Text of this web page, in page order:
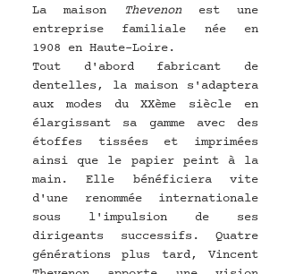
La maison Thevenon est une
entreprise familiale née en
1908 en Haute-Loire.
Tout d'abord fabricant de
dentelles, la maison s'adaptera
aux modes du XXème siècle en
élargissant sa gamme avec des
étoffes tissées et imprimées
ainsi que le papier peint à la
main. Elle bénéficiera vite
d'une renommée internationale
sous l'impulsion de ses
dirigeants successifs. Quatre
générations plus tard, Vincent